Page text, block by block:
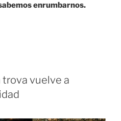
enrumbarnos.
vuelve a